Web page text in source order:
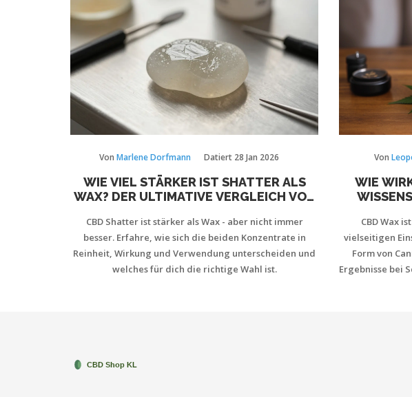
Von Marlene Dorfmann Datiert 28 Jan 2026
WIE VIEL STÄRKER IST SHATTER ALS
WAX? DER ULTIMATIVE VERGLEICH VON
CBD Shatter ist stärker als Wax - aber nicht immer
besser. Erfahre, wie sich die beiden Konzentrate in
Reinheit, Wirkung und Verwendung unterscheiden und
welches für dich die richtige Wahl ist.
Von
WIE
CBD Wax
vielseitigen
Form von
Ergebnisse bei